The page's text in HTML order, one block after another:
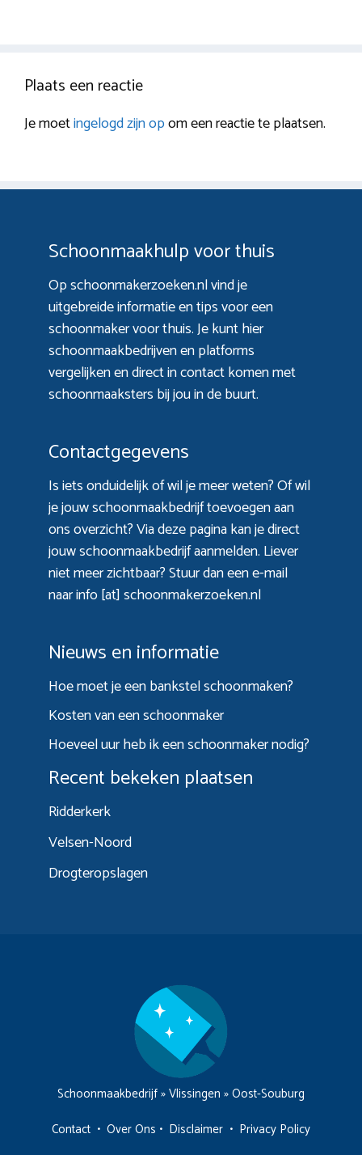
Plaats een reactie
Je moetingelogd zijn opom een reactie te plaatsen.
Schoonmaakhulp voor thuis
Op schoonmakerzoeken.nl vind je
uitgebreide informatie en tips voor een
schoonmaker voor thuis. Je kunt hier
schoonmaakbedrijven en platforms
vergelijken en direct in contact komen met
schoonmaaksters bij jou in de buurt.
Contactgegevens
Is iets onduidelijk of wil je meer weten? Of wil
je jouw schoonmaakbedrijf toevoegen aan
ons overzicht? Viadeze paginakan je direct
jouw schoonmaakbedrijf aanmelden. Liever
niet meer zichtbaar? Stuur dan een e-mail
naar info [at] schoonmakerzoeken.nl
Nieuws en informatie
Hoe moet je een bankstel schoonmaken?
Kosten van een schoonmaker
Hoeveel uur heb ik een schoonmaker nodig?
Recent bekeken plaatsen
Ridderkerk
Velsen-Noord
Drogteropslagen
Schoonmaakbedrijf»Vlissingen »Oost-Souburg
Contact • Over Ons • Disclaimer • Privacy Policy